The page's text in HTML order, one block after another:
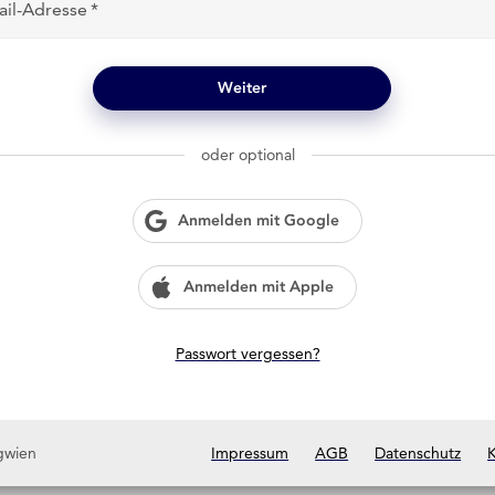
Adresse
Weiter
oder optional
Anmelden mit Google
Anmelden mit Apple
Passwort vergessen?
Impressum AGB Datenschutz